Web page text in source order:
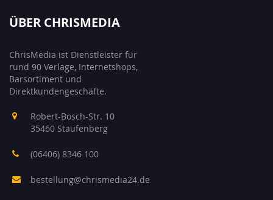
ÜBER CHRISMEDIA
ChrisMedia ist Dienstleister für
rund 90 Verlage, Internetshops,
Barsortiment und
Direktkundengeschäfte.
Robert-Bosch-Str. 10
35460 Staufenberg
(06406) 8346 100
bestellung@chrismedia24.de